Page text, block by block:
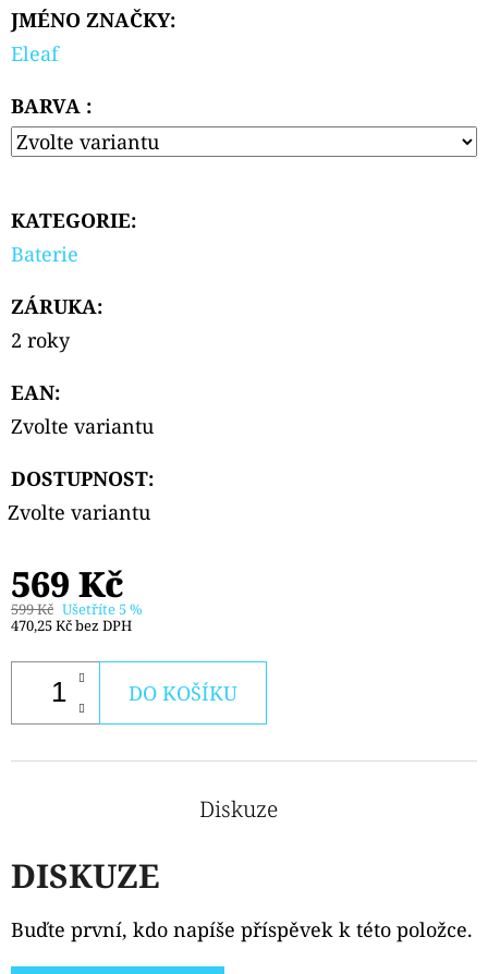
JMÉNO ZNAČKY:
Eleaf
BARVA :
KATEGORIE:
Baterie
ZÁRUKA:
2 roky
EAN:
Zvolte variantu
DOSTUPNOST:
Zvolte variantu
569 Kč
599 Kč Ušetříte 5 %
470,25 Kč bez DPH
DO KOŠÍKU
Diskuze
DISKUZE
Buďte první, kdo napíše příspěvek k této položce.